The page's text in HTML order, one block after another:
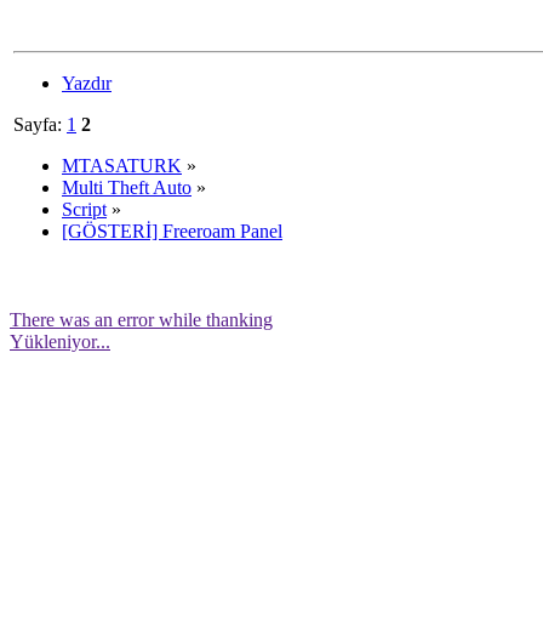
Yazdır
Sayfa: 1 2
MTASATURK »
Multi Theft Auto »
Script »
[GÖSTERİ] Freeroam Panel
There was an error while thanking
Yükleniyor...